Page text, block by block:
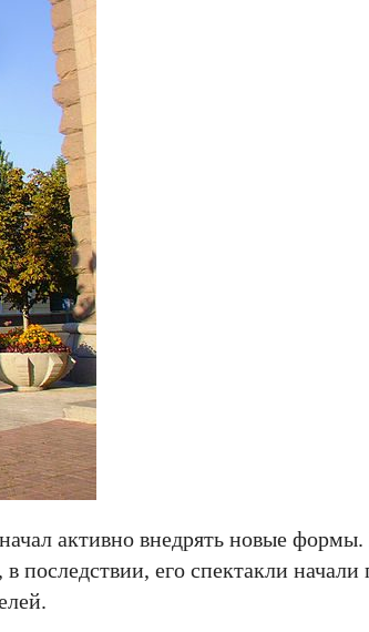
активно внедрять новые
его спектакли начали